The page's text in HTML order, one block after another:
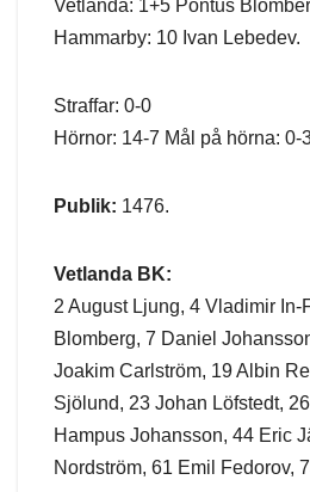
Vetlanda: 1+5 Pontus
Hammarby: 10 Ivan Lebedev.
Straffar: 0-0
Hörnor: 14-7 Mål på hörna: 0-
Publik: 1476.
Vetlanda BK:
2 August Ljung, 4 Vladimir In-
Blomberg, 7 Daniel
Joakim Carlström, 19 Albin
Sjölund, 23 Johan Löfstedt,
Hampus Johansson, 44 Eric
Nordström, 61 Emil Fedorov,